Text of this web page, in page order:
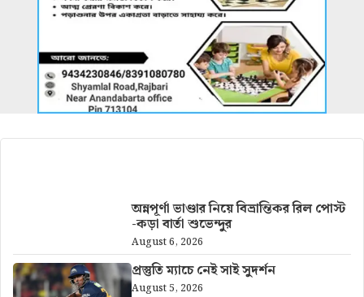
অন্নপূর্ণা ভাণ্ডার নিয়ে বিভ্রান্তিকর রিল পোস্ট
-কড়া বার্তা শুভেন্দুর
August 6, 2026
প্রস্তুতি ম্যাচে নেই সাই সুদর্শন
August 5, 2026